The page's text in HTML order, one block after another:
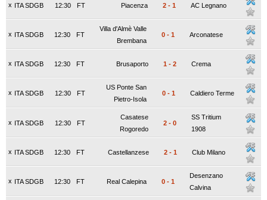
x ITA SDGB FT
12:30 Piacenza 2 - 1 AC Legnano
x ITA SDGB FT
12:30
Villa d'Almè Valle
Brembana
0 - 1 Arconatese
x ITA SDGB FT
12:30 Brusaporto 1 - 2 Crema
x ITA SDGB FT
12:30
US Ponte San
Pietro-Isola
0 - 1 Caldiero Terme
x ITA SDGB FT
12:30
Casatese
Rogoredo
2 - 0
SS Tritium
1908
x ITA SDGB FT
12:30 Castellanzese 2 - 1 Club Milano
x ITA SDGB FT
12:30 Real Calepina 0 - 1
Desenzano
Calvina